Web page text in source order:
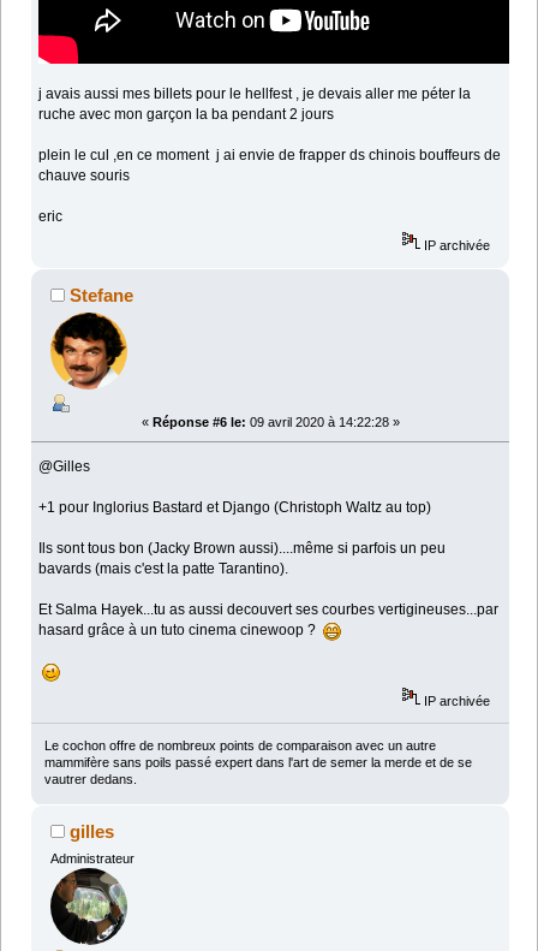
j avais aussi mes billets pour le hellfest , je devais aller me péter la
ruche avec mon garçon la ba pendant 2 jours
plein le cul ,en ce moment j ai envie de frapper ds chinois bouffeurs de
chauve souris
eric
IP archivée
Stefane
« Réponse #6 le: 09 avril 2020 à 14:22:28 »
@Gilles
+1 pour Inglorius Bastard et Django (Christoph Waltz au top)
Ils sont tous bon (Jacky Brown aussi)....même si parfois un peu
bavards (mais c'est la patte Tarantino).
Et Salma Hayek...tu as aussi decouvert ses courbes vertigineuses...par
hasard grâce à un tuto cinema cinewoop ?
IP archivée
Le cochon offre de nombreux points de comparaison avec un autre
mammifère sans poils passé expert dans l'art de semer la merde et de se
vautrer dedans.
gilles
Administrateur